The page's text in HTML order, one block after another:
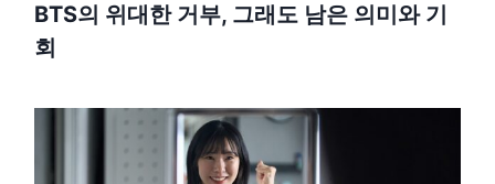
BTS의 위대한 거부, 그래도 남은 의미와 기
회